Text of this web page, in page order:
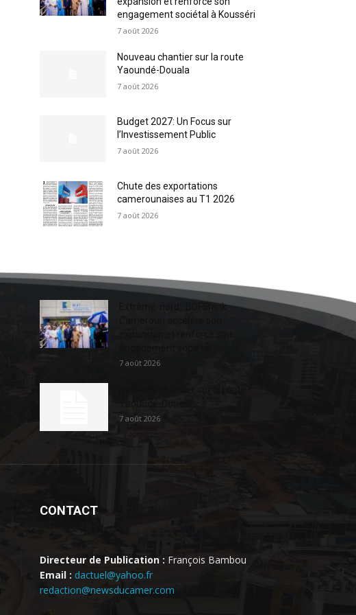
engagement sociétal à Kousséri
7 août 2026
Nouveau chantier sur la route
Yaoundé-Douala
7 août 2026
Budget 2027: Un Focus sur
l’Investissement Public
7 août 2026
Chute des exportations
camerounaises au T1 2026
7 août 2026
Extrême-nord : BGFIBank
7 août 2026
7 août 2026
CONTACT
Directeur de Publication : François Bambou
Email : dactuel@yahoo.fr
redaction@newsducamer.com